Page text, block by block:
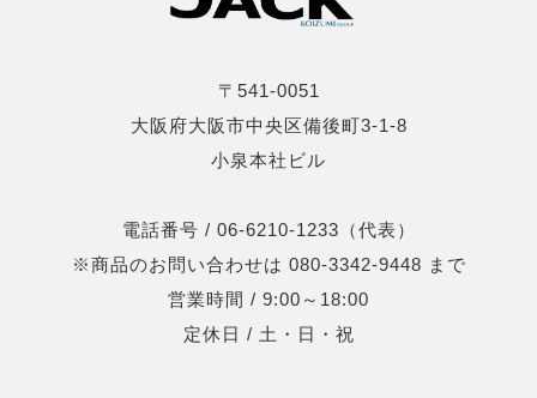
〒541-0051
大阪府大阪市中央区備後町3-1-8
小泉本社ビル
電話番号 / 06-6210-1233（代表）
※商品のお問い合わせは 080-3342-9448 まで
営業時間 / 9:00～18:00
定休日 / 土・日・祝